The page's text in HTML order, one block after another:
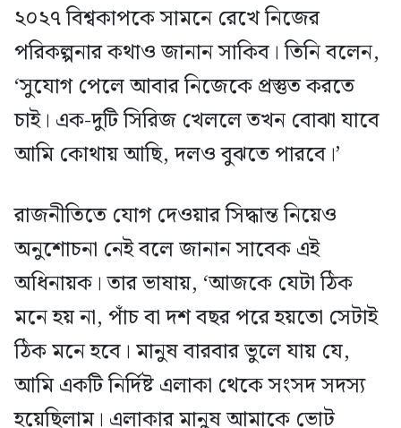
২০২৭ বিশ্বকাপকে সামনে রেখে নিজের
পরিকল্পনার কথাও জানান সাকিব। তিনি বলেন,
‘সুযোগ পেলে আবার নিজেকে প্রস্তুত করতে
চাই। এক-দুটি সিরিজ খেললে তখন বোঝা যাবে
আমি কোথায় আছি, দলও বুঝতে পারবে।’
রাজনীতিতে যোগ দেওয়ার সিদ্ধান্ত নিয়েও
অনুশোচনা নেই বলে জানান সাবেক এই
অধিনায়ক। তার ভাষায়, ‘আজকে যেটা ঠিক
মনে হয় না, পাঁচ বা দশ বছর পরে হয়তো সেটাই
ঠিক মনে হবে। মানুষ বারবার ভুলে যায় যে,
আমি একটি নির্দিষ্ট এলাকা থেকে সংসদ সদস্য
হয়েছিলাম। এলাকার মানুষ আমাকে ভোট